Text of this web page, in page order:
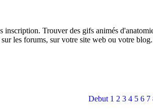
Trouver des gifs animés
les forums, sur votre site web ou votre
Debut 1 2 3 4 5 6 7